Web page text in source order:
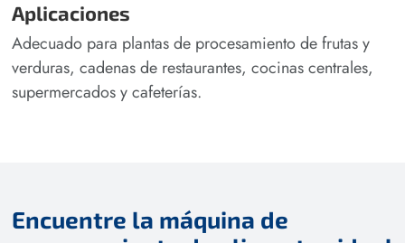
Aplicaciones
Adecuado para plantas de procesamiento de frutas y
verduras, cadenas de restaurantes, cocinas centrales,
supermercados y cafeterías.
Encuentre la máquina de